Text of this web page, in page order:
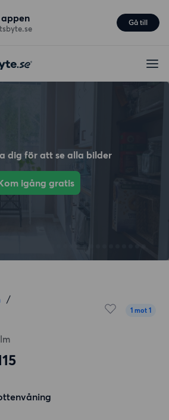
Gå till
dig för att se alla bilder
igång gratis
/
1 mot 1